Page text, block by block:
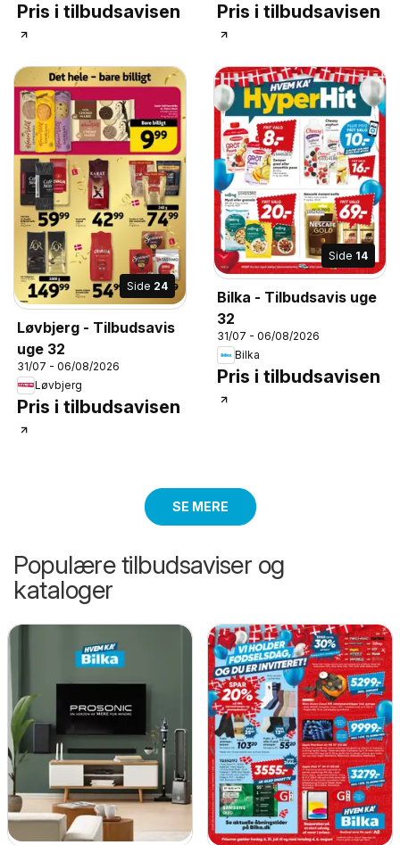
Pris i tilbudsavisen Pris i tilbudsavisen
Side 24
Løvbjerg - Tilbudsavis
uge 32
31/07 - 06/08/2026
Løvbjerg
Pris i tilbudsavisen
Side 14
Bilka - Tilbudsavis uge
32
31/07 - 06/08/2026
Bilka
Pris i tilbudsavisen
SE MERE
Populære tilbudsaviser og
kataloger